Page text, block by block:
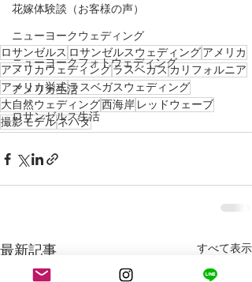
花嫁体験談（お客様の声）
ニューヨークウェディング
ニューヨークフォトウェディング
アメリカ生活
ロサンゼルス生活
ロサンゼルス ロサンゼルスウェディングアメリカ
アメリカウェディングラスベガス カリフォルニア
アメリカ挙式ラスベガスウェディング
大自然ウェディング西海岸 レッドウェーブ
撮影モデルネバダ
最新記事 すべて表示